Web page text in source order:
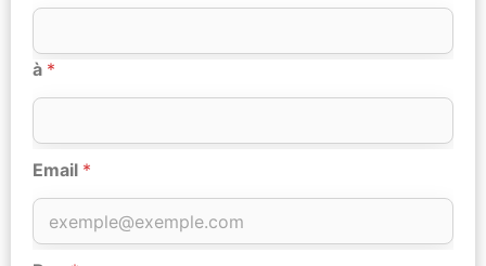
à *
Email *